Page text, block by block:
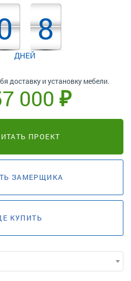
8
ДНЕЙ
доставку и установку мебели.
000 ₽
ПРОЕКТ
ЗАМЕРЩИКА
КУПИТЬ